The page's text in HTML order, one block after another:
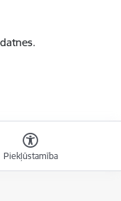
Piekļūstamība